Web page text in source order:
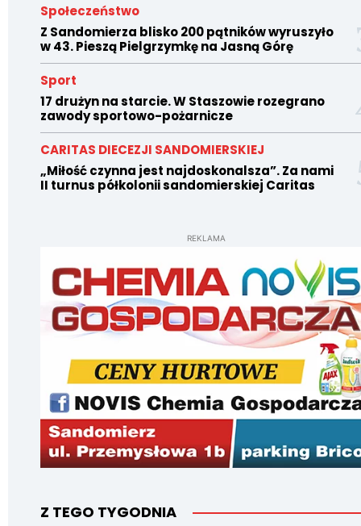
Społeczeństwo
Z Sandomierza blisko 200 pątników wyruszyło
w 43. Pieszą Pielgrzymkę na Jasną Górę
Sport
17 drużyn na starcie. W Staszowie rozegrano
zawody sportowo-pożarnicze
CARITAS DIECEZJI SANDOMIERSKIEJ
„Miłość czynna jest najdoskonalsza”. Za nami
II turnus półkolonii sandomierskiej Caritas
REKLAMA
Z TEGO TYGODNIA